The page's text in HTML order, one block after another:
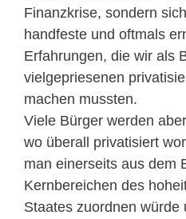
Finanzkrise, sondern
handfeste und oftmals
Erfahrungen, die wir als
vielgepriesenen
machen mussten.
Viele Bürger werden
wo überall privatisiert
man einerseits aus dem
Kernbereichen des
Staates zuordnen